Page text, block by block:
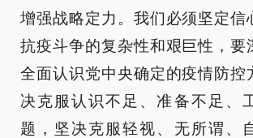
增强战略定力。我们必须坚定信
抗疫斗争的复杂性和艰巨性，要
全面认识党中央确定的疫情防控
决克服认识不足、准备不足、
题，坚决克服轻视、无所谓、